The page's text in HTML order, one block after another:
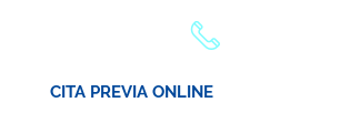
CITA PREVIA ONLINE